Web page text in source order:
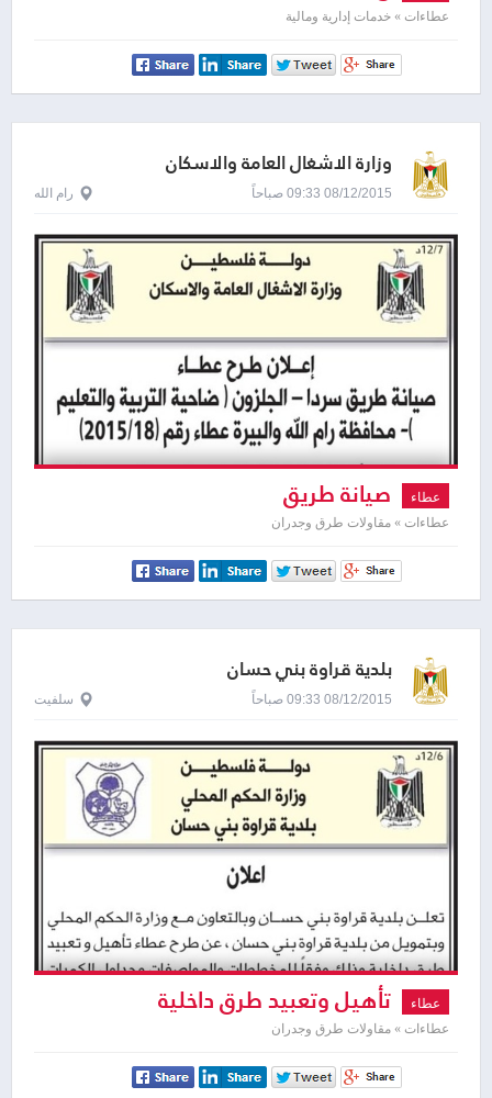
عطاءات » خدمات إدارية ومالية
وزارة الاشغال العامة والاسكان
08/12/2015 09:33 صباحاً رام الله
عطاء صيانة طريق
عطاءات » مقاولات طرق وجدران
بلدية قراوة بني حسان
08/12/2015 09:33 صباحاً سلفيت
عطاء تأهيل وتعبيد طرق داخلية
عطاءات » مقاولات طرق وجدران